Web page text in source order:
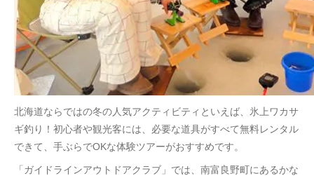
北海道ならではの冬の人気アクティビティといえば、氷上ワカサ
ギ釣り！初心者や観光客には、必要な道具がすべて無料レンタル
できて、手ぶらでOKな体験ツアーがおすすめです。
「ガイドラインアウトドアクラブ」では、南富良野町にあるかな